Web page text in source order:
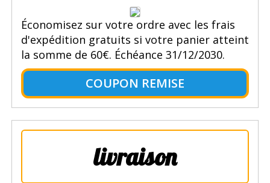
Économisez sur votre ordre avec les frais
d'expédition gratuits si votre panier atteint
la somme de 60€. Échéance 31/12/2030.
COUPON REMISE
livraison